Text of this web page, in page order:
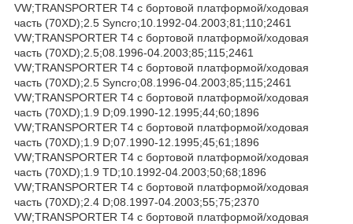
VW;TRANSPORTER T4 c бортовой платформой/ходовая
часть (70XD);2.5 Syncro;10.1992-04.2003;81;110;2461
VW;TRANSPORTER T4 c бортовой платформой/ходовая
часть (70XD);2.5;08.1996-04.2003;85;115;2461
VW;TRANSPORTER T4 c бортовой платформой/ходовая
часть (70XD);2.5 Syncro;08.1996-04.2003;85;115;2461
VW;TRANSPORTER T4 c бортовой платформой/ходовая
часть (70XD);1.9 D;09.1990-12.1995;44;60;1896
VW;TRANSPORTER T4 c бортовой платформой/ходовая
часть (70XD);1.9 D;07.1990-12.1995;45;61;1896
VW;TRANSPORTER T4 c бортовой платформой/ходовая
часть (70XD);1.9 TD;10.1992-04.2003;50;68;1896
VW;TRANSPORTER T4 c бортовой платформой/ходовая
часть (70XD);2.4 D;08.1997-04.2003;55;75;2370
VW;TRANSPORTER T4 c бортовой платформой/ходовая